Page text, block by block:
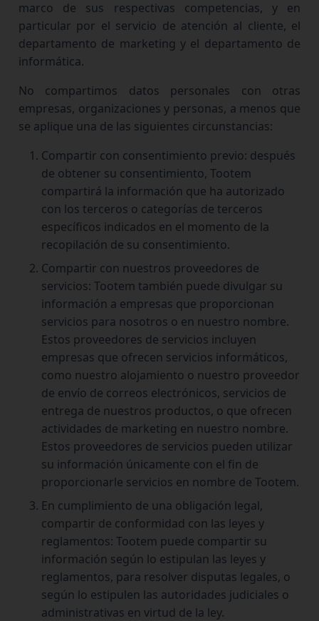
marco de sus respectivas competencias, y en
particular por el servicio de atención al cliente, el
departamento de marketing y el departamento de
informática.
No compartimos datos personales con otras
empresas, organizaciones y personas, a menos que
se aplique una de las siguientes circunstancias:
Compartir con consentimiento previo: después
de obtener su consentimiento, Tootem
compartirá la información que ha autorizado
con los terceros o categorías de terceros
específicos indicados en el momento de la
recopilación de su consentimiento.
Compartir con nuestros proveedores de
servicios: Tootem también puede divulgar su
información a empresas que proporcionan
servicios para nosotros o en nuestro nombre.
Estos proveedores de servicios incluyen
empresas que ofrecen servicios informáticos,
como nuestro alojamiento o nuestro proveedor
de envío de correos electrónicos, servicios de
entrega de nuestros productos, o que ofrecen
actividades de marketing en nuestro nombre.
Estos proveedores de servicios pueden utilizar
su información únicamente con el fin de
proporcionarle servicios en nombre de Tootem.
En cumplimiento de una obligación legal,
compartir de conformidad con las leyes y
reglamentos: Tootem puede compartir su
información según lo estipulan las leyes y
reglamentos, para resolver disputas legales, o
según lo estipulen las autoridades judiciales o
administrativas en virtud de la ley.